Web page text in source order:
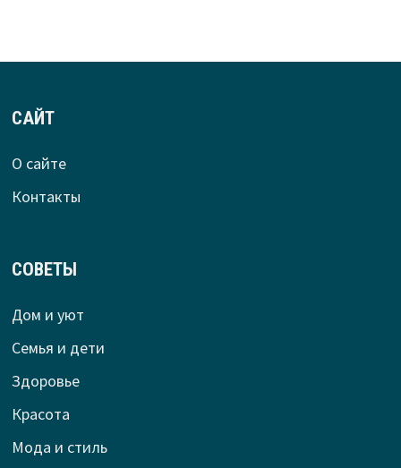
САЙТ
О сайте
Контакты
СОВЕТЫ
Дом и уют
Семья и дети
Здоровье
Красота
Мода и стиль